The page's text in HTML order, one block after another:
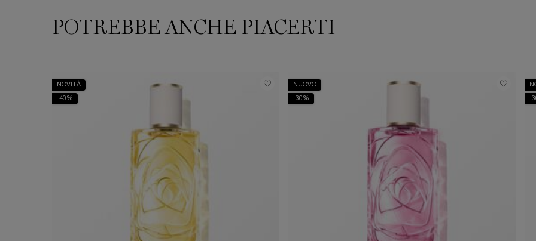
PDP Slot 1 SectionPOTREBBE ANCHE PIACERTI
NOVITÀ
-40%
NUOVO
-30% -